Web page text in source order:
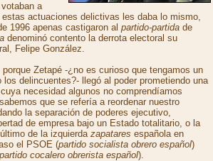
a
actuaciones delictivas les daba lo mismo,
1996 apenas castigaron al partido-partida de
denominó contento la derrota electoral su
Felipe González.
Zetapé -¿no es curioso que tengamos un
delincuentes?- llegó al poder prometiendo una
cuya necesidad algunos no comprendíamos
que se refería a reordenar nuestro
la separación de poderes ejecutivo,
de empresa bajo un Estado totalitario, o la
de la izquierda zapatares española en
el PSOE (partido socialista obrero español)
partido cocalero obrerista español).